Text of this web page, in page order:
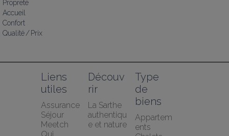
Propreté
Accueil
Confort
Qualité / Prix
Liens
utiles
Assurance
Séjour
Meetch
Découv
rir
La Sarthe
authentiqu
e et nature
Type
de
biens
Appartem
ents